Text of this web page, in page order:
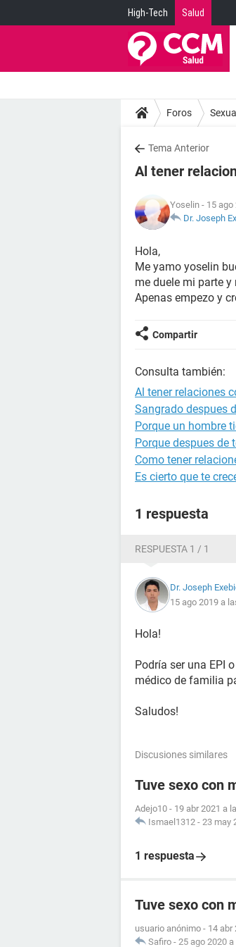
High-Tech Salud
Foros
Tema Anterior
Al tener
Yoselin - 15 ago
Dr. Joseph
Hola,
Me yamo yoselin
me duele mi parte
Apenas empezo y
Compartir
Consulta también:
Al tener relaciones
Sangrado despues
Porque un hombre
Porque despues de
Como tener
Es cierto que te
1 respuesta
RESPUESTA 1 / 1
Dr. Joseph
15 ago 2019 a
Hola!
Podría ser una EPI
médico de familia
Saludos!
Discusiones similares
Tuve sexo con
Adejo10 - 19 abr 2021 a
Ismael1312 - 23 may
1 respuesta
Tuve sexo con
usuario anónimo - 14 abr
Safiro - 25 ago 2020